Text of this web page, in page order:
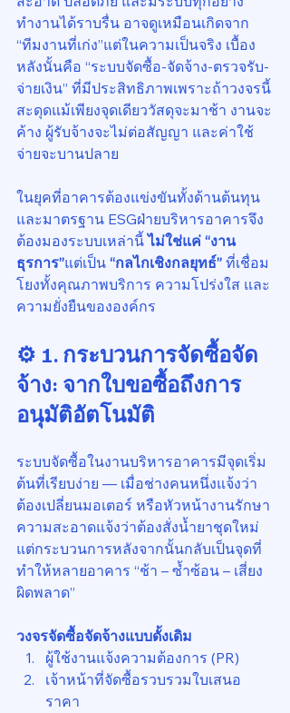
ทำงานได้ราบรื่น อาจดูเหมือนเกิดจาก
“ทีมงานที่เก่ง”แต่ในความเป็นจริง เบื้อง
หลังนั้นคือ “ระบบจัดซื้อ-จัดจ้าง-ตรวจรับ-
จ่ายเงิน” ที่มีประสิทธิภาพเพราะถ้าวงจรนี้
สะดุดแม้เพียงจุดเดียววัสดุจะมาช้า งานจะ
ค้าง ผู้รับจ้างจะไม่ต่อสัญญา และค่าใช้
จ่ายจะบานปลาย
ในยุคที่อาคารต้องแข่งขันทั้งด้านต้นทุน
และมาตรฐาน ESGฝ่ายบริหารอาคารจึง
ต้องมองระบบเหล่านี้ ไม่ใช่แค่ “งาน
ธุรการ”แต่เป็น “กลไกเชิงกลยุทธ์” ที่เชื่อม
โยงทั้งคุณภาพบริการ ความโปร่งใส และ
ความยั่งยืนขององค์กร
⚙️ 1. กระบวนการจัดซื้อจัด
จ้าง: จากใบขอซื้อถึงการ
อนุมัติอัตโนมัติ
ระบบจัดซื้อในงานบริหารอาคารมีจุดเริ่ม
ต้นที่เรียบง่าย — เมื่อช่างคนหนึ่งแจ้งว่า
ต้องเปลี่ยนมอเตอร์ หรือหัวหน้างานรักษา
ความสะอาดแจ้งว่าต้องสั่งน้ำยาชุดใหม่
แต่กระบวนการหลังจากนั้นกลับเป็นจุดที่
ทำให้หลายอาคาร “ช้า – ซ้ำซ้อน – เสี่ยง
ผิดพลาด”
วงจรจัดซื้อจัดจ้างแบบดั้งเดิม
ผู้ใช้งานแจ้งความต้องการ (PR)
เจ้าหน้าที่จัดซื้อรวบรวมใบเสนอ
ราคา